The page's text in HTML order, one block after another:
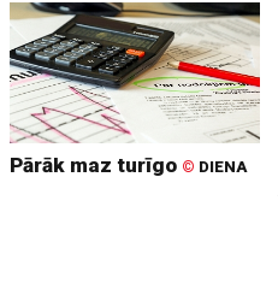
Pārāk maz turīgo © DIENA